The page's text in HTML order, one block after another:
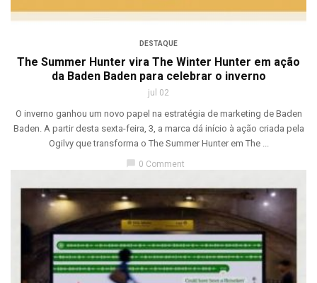
DESTAQUE
The Summer Hunter vira The Winter Hunter em ação
da Baden Baden para celebrar o inverno
jul 02
O inverno ganhou um novo papel na estratégia de marketing de Baden
Baden. A partir desta sexta-feira, 3, a marca dá início à ação criada pela
Ogilvy que transforma o The Summer Hunter em The ...
0 Comment